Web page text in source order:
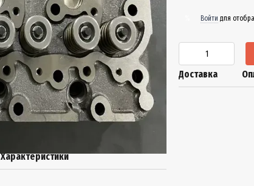
Характеристики
Войти для
Доставка